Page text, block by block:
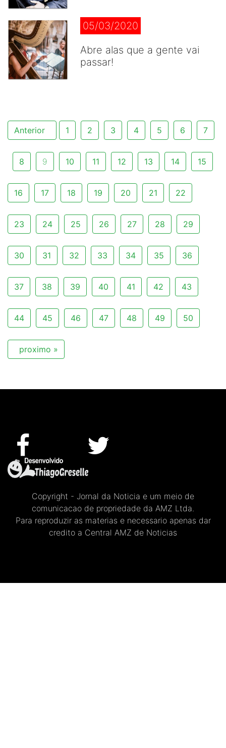
05/03/2020
Abre alas que a gente vai
passar!
Anterior 1 2 3 4 5 6 7
8 9 10 11 12 13 14 15
16 17 18 19 20 21 22
23 24 25 26 27 28 29
30 31 32 33 34 35 36
37 38 39 40 41 42 43
44 45 46 47 48 49 50
proximo »
Copyright - Jornal da Noticia e um meio de
comunicacao de propriedade da AMZ Ltda.
Para reproduzir as materias e necessario apenas dar
credito a Central AMZ de Noticias